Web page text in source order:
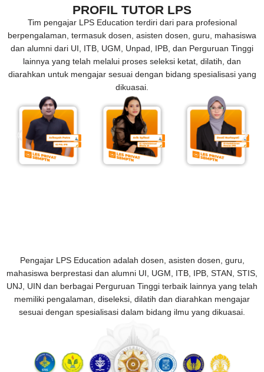
PROFIL TUTOR LPS
Tim pengajar LPS Education terdiri dari para profesional
berpengalaman, termasuk dosen, asisten dosen, guru, mahasiswa
dan alumni dari UI, ITB, UGM, Unpad, IPB, dan Perguruan Tinggi
lainnya yang telah melalui proses seleksi ketat, dilatih, dan
diarahkan untuk mengajar sesuai dengan bidang spesialisasi yang
dikuasai.
Pengajar LPS Education adalah dosen, asisten dosen, guru,
mahasiswa berprestasi dan alumni UI, UGM, ITB, IPB, STAN, STIS,
UNJ, UIN dan berbagai Perguruan Tinggi terbaik lainnya yang telah
memiliki pengalaman, diseleksi, dilatih dan diarahkan mengajar
sesuai dengan spesialisasi dalam bidang ilmu yang dikuasai.